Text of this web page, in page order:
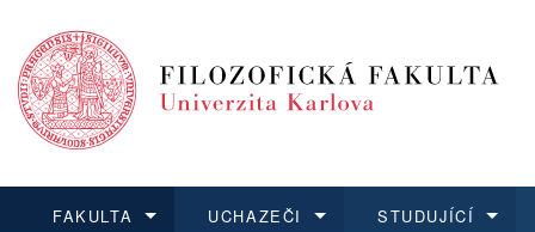
FAKULTA UCHAZEČI STUDUJÍCÍ